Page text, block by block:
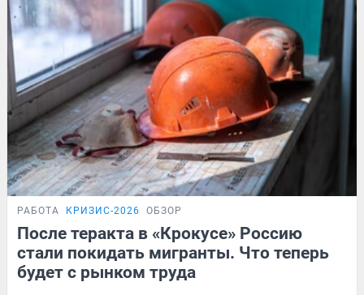
РАБОТА КРИЗИС-2026 ОБЗОР
После теракта в «Крокусе» Россию
стали покидать мигранты. Что теперь
будет с рынком труда